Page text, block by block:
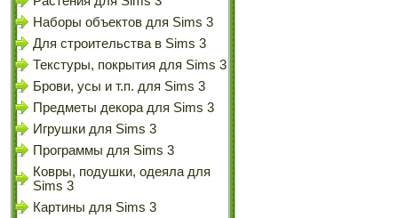
Наборы объектов для Sims 3
Для строительства в Sims 3
Текстуры, покрытия для Sims 3
Брови, усы и т.п. для Sims 3
Предметы декора для Sims 3
Игрушки для Sims 3
Программы для Sims 3
Ковры, подушки, одеяла для
Sims 3
Картины для Sims 3